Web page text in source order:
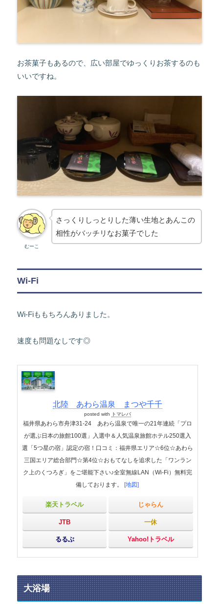
お茶菓子もあるので、広い部屋でゆっくりお茶するのも
いいですね。
むーこ
さっくりしっとりした薄い生地とあんこの
相性がバッチリなお菓子でした
Wi-Fi
Wi-Fiももちろんありました。
速度も問題なしです◎
北陸 あわら温泉 まつや千千
posted with トマレバ
福井県あわら市舟津31-24 あわら温泉で唯一の21年連続「プロ
が選ぶ日本の旅館100選」入選中＆人気温泉旅館ホテル250選入
選「5つ星の宿」認定の宿！口コミ：福井県エリア☆6位☆あわら
三国エリア総合部門☆第4位☆おもてなしを追求した「ワンラン
ク上のくつろぎ」をご堪能下さい♪全室無線LAN（Wi-Fi）無料完
備しております。
[地図]
楽天トラベル じゃらん
JTB 一休
るるぶ Yahoo!トラベル
大浴場